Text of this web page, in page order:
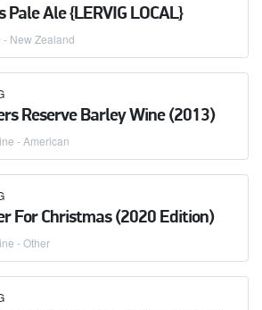
Pale Ale {LERVIG LOCAL}
- New Zealand
Reserve Barley Wine (2013)
- American
For Christmas (2020 Edition)
- Other